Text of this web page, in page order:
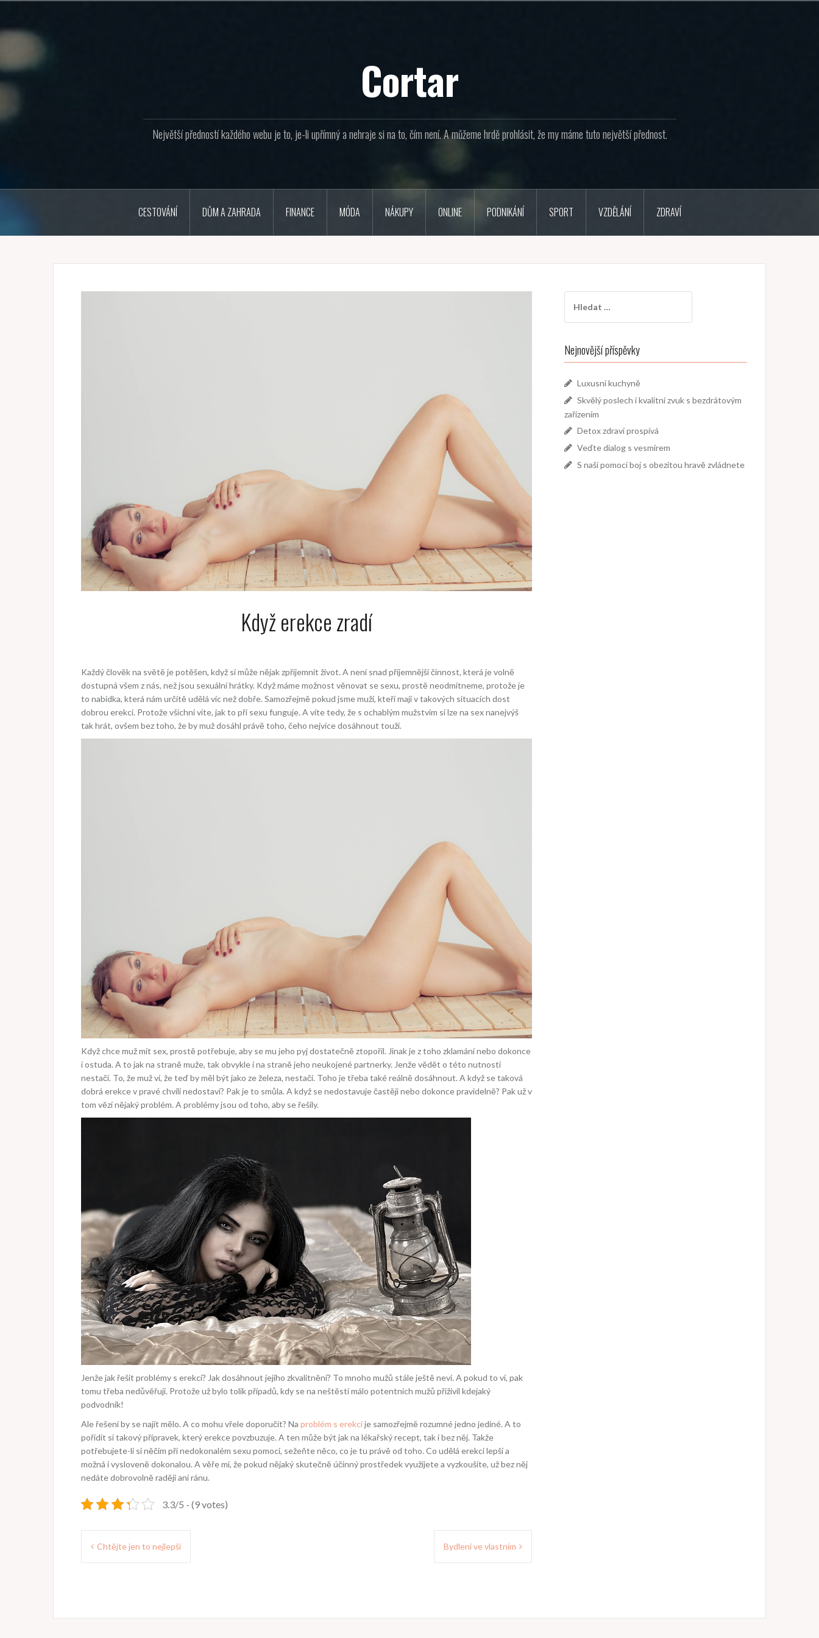
obsahu
Cortar
Největší předností každého webu je to, je-li upřímný a nehraje si na to, čím není. A můžeme hrdě prohlásit, že my máme tuto největší přednost.
CESTOVÁNÍ DŮM A ZAHRADA FINANCE MÓDA NÁKUPY ONLINE PODNIKÁNÍ SPORT VZDĚLÁNÍ ZDRAVÍ
Když erekce zradí
Každý člověk na světě je potěšen, když si může nějak zpříjemnit život. A není snad příjemnější činnost, která je volně
dostupná všem z nás, než jsou sexuální hrátky. Když máme možnost věnovat se sexu, prostě neodmítneme, protože je
to nabídka, která nám určitě udělá víc než dobře. Samozřejmě pokud jsme muži, kteří mají v takových situacích dost
dobrou erekci. Protože všichni víte, jak to při sexu funguje. A víte tedy, že s ochablým mužstvím si lze na sex nanejvýš
tak hrát, ovšem bez toho, že by muž dosáhl právě toho, čeho nejvíce dosáhnout touží.
Když chce muž mít sex, prostě potřebuje, aby se mu jeho pyj dostatečně ztopořil. Jinak je z toho zklamání nebo dokonce
i ostuda. A to jak na straně muže, tak obvykle i na straně jeho neukojené partnerky. Jenže vědět o této nutnosti
nestačí. To, že muž ví, že teď by měl být jako ze železa, nestačí. Toho je třeba také reálně dosáhnout. A když se taková
dobrá erekce v pravé chvíli nedostaví? Pak je to smůla. A když se nedostavuje častěji nebo dokonce pravidelně? Pak už v
tom vězí nějaký problém. A problémy jsou od toho, aby se řešily.
Jenže jak řešit problémy s erekcí? Jak dosáhnout jejího zkvalitnění? To mnoho mužů stále ještě neví. A pokud to ví, pak
tomu třeba nedůvěřují. Protože už bylo tolik případů, kdy se na neštěstí málo potentních mužů přiživil kdejaký
podvodník!
Ale řešení by se najít mělo. A co mohu vřele doporučit? Na problém s erekcíje samozřejmě rozumné jedno jediné. A to
pořídit si takový přípravek, který erekce povzbuzuje. A ten může být jak na lékařský recept, tak i bez něj. Takže
potřebujete-li si něčím při nedokonalém sexu pomoci, sežeňte něco, co je tu právě od toho. Co udělá erekci lepší a
možná i vysloveně dokonalou. A věře mi, že pokud nějaký skutečně účinný prostředek využijete a vyzkoušíte, už bez něj
nedáte dobrovolně raději ani ránu.
3.3/5 - (9 votes)
Navigace
Chtějte jen to nejlepší Bydlení ve vlastním
Nejnovější příspěvky
Luxusní kuchyně
Skvělý poslech i kvalitní zvuk s bezdrátovým
zařízením
Detox zdraví prospívá
Veďte dialog s vesmírem
S naší pomocí boj s obezitou hravě zvládnete